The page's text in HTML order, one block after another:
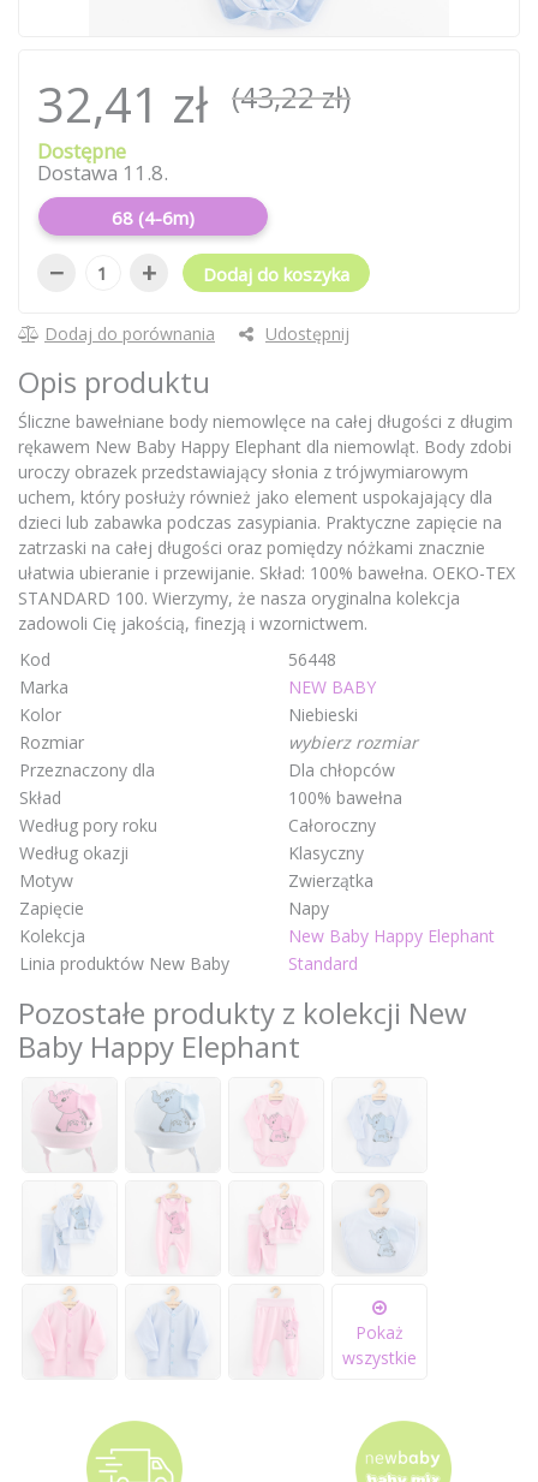
32,41 zł (43,22 zł)
Dostępne
Dostawa 11.8.
68 (4-6m)
− + Dodaj do koszyka
Dodaj do porównania Udostępnij
Opis produktu
Śliczne bawełniane body niemowlęce na całej długości z długim
rękawem New Baby Happy Elephant dla niemowląt. Body zdobi
uroczy obrazek przedstawiający słonia z trójwymiarowym
uchem, który posłuży również jako element uspokajający dla
dzieci lub zabawka podczas zasypiania. Praktyczne zapięcie na
zatrzaski na całej długości oraz pomiędzy nóżkami znacznie
ułatwia ubieranie i przewijanie. Skład: 100% bawełna. OEKO-TEX
STANDARD 100. Wierzymy, że nasza oryginalna kolekcja
zadowoli Cię jakością, finezją i wzornictwem.
Kod
56448
Marka
NEW BABY
Kolor
Niebieski
Rozmiar
wybierz rozmiar
Przeznaczony dla
Dla chłopców
Skład
100% bawełna
Według pory roku
Całoroczny
Według okazji
Klasyczny
Motyw
Zwierzątka
Zapięcie
Napy
Kolekcja
New Baby Happy Elephant
Linia produktów New Baby
Standard
Pozostałe produkty z kolekcji New
Baby Happy Elephant
Pokaż
wszystkie